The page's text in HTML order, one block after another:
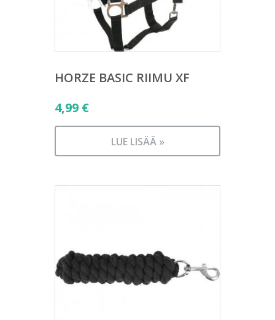
HORZE BASIC RIIMU XF
4,99 €
LUE LISÄÄ »